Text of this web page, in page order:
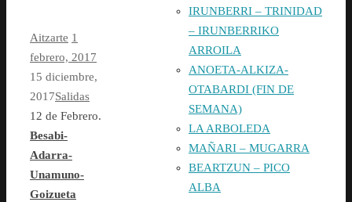
Aitzarte 1
febrero, 2017
15 diciembre,
2017Salidas
12 de Febrero.
Besabi-
Adarra-
Unamuno-
Goizueta
IRUNBERRI – TRINIDAD
– IRUNBERRIKO
ARROILA
ANOETA-ALKIZA-
OTABARDI (FIN DE
SEMANA)
LA ARBOLEDA
MAÑARI – MUGARRA
BEARTZUN – PICO
ALBA